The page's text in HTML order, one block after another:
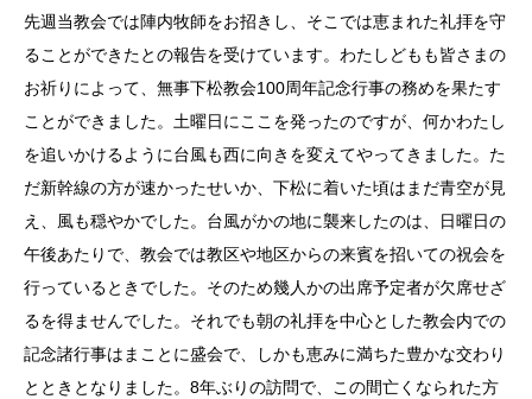
先週当教会では陣内牧師をお招きし、そこでは恵まれた礼拝を守
ることができたとの報告を受けています。わたしどもも皆さまの
お祈りによって、無事下松教会100周年記念行事の務めを果たす
ことができました。土曜日にここを発ったのですが、何かわたし
を追いかけるように台風も西に向きを変えてやってきました。た
だ新幹線の方が速かったせいか、下松に着いた頃はまだ青空が見
え、風も穏やかでした。台風がかの地に襲来したのは、日曜日の
午後あたりで、教会では教区や地区からの来賓を招いての祝会を
行っているときでした。そのため幾人かの出席予定者が欠席せざ
るを得ませんでした。それでも朝の礼拝を中心とした教会内での
記念諸行事はまことに盛会で、しかも恵みに満ちた豊かな交わり
とときとなりました。 8年ぶりの訪問で、この間亡くなられた方